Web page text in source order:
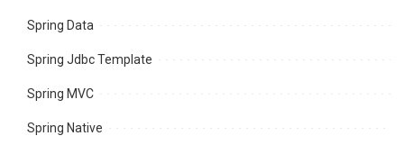
Spring Data
Spring Jdbc Template
Spring MVC
Spring Native